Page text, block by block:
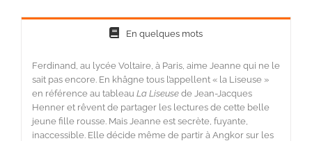
En quelques mots
Ferdinand, au lycée Voltaire, à Paris, aime Jeanne qui ne le
sait pas encore. En khâgne tous l’appellent « la Liseuse »
en référence au tableau La Liseusede Jean-Jacques
Henner et rêvent de partager les lectures de cette belle
jeune fille rousse. Mais Jeanne est secrète, fuyante,
inaccessible. Elle décide même de partir à Angkor sur les